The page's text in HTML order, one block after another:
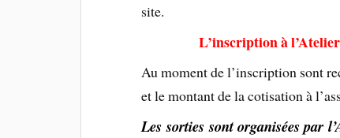
site.
L’inscription à
Au moment de l’inscription sont
et le montant de la cotisation à
Lessorties sont organisées par